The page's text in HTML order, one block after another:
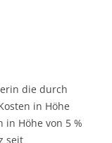
die durch
in Höhe
in Höhe von 5 %
seit